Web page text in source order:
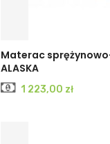
Materac
ALASKA
Cena
1 223,00 zł